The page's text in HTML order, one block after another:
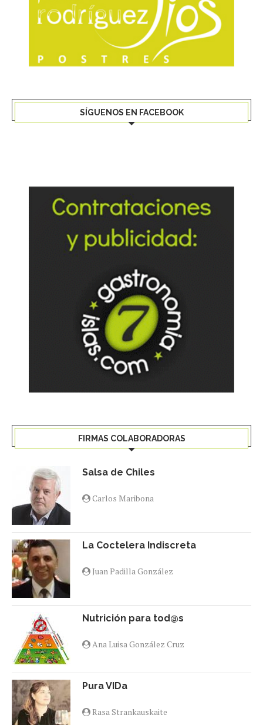
SÍGUENOS EN FACEBOOK
FIRMAS COLABORADORAS
Salsa de Chiles
Carlos Maribona
La Coctelera Indiscreta
Juan Padilla González
Nutrición para tod@s
Ana Luisa González Cruz
Pura VIDa
Rasa Strankauskaite